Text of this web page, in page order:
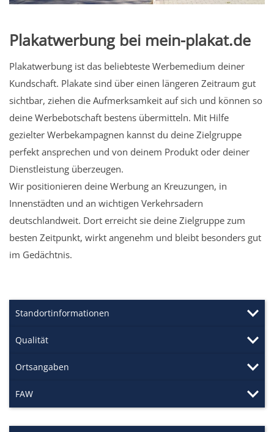
Plakatwerbung bei mein-plakat.de
Plakatwerbung ist das beliebteste Werbemedium deiner
Kundschaft. Plakate sind über einen längeren Zeitraum gut
sichtbar, ziehen die Aufmerksamkeit auf sich und können so
deine Werbebotschaft bestens übermitteln. Mit Hilfe
gezielter Werbekampagnen kannst du deine Zielgruppe
perfekt ansprechen und von deinem Produkt oder deiner
Dienstleistung überzeugen.
Wir positionieren deine Werbung an Kreuzungen, in
Innenstädten und an wichtigen Verkehrsadern
deutschlandweit. Dort erreicht sie deine Zielgruppe zum
besten Zeitpunkt, wirkt angenehm und bleibt besonders gut
im Gedächtnis.
Standortinformationen
Qualität
Ortsangaben
FAW